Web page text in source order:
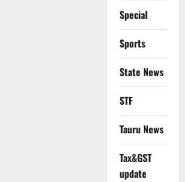
Special
Sports
State News
STF
Tauru News
Tax&GST
update